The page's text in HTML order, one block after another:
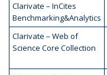
Clarivate – InCites
Benchmarking&Analytics
Clarivate – Web of
Science Core Collection